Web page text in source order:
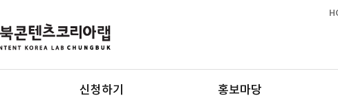
신청하기 홍보마당